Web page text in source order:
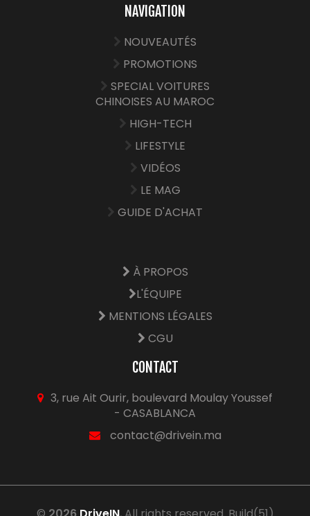
NAVIGATION
NOUVEAUTÉS
PROMOTIONS
SPECIAL VOITURES
CHINOISES AU MAROC
HIGH-TECH
LIFESTYLE
VIDÉOS
LE MAG
GUIDE D'ACHAT
À PROPOS
L'ÉQUIPE
MENTIONS LÉGALES
CGU
CONTACT
3, rue Ait Ourir, boulevard Moulay Youssef
- CASABLANCA
contact@drivein.ma